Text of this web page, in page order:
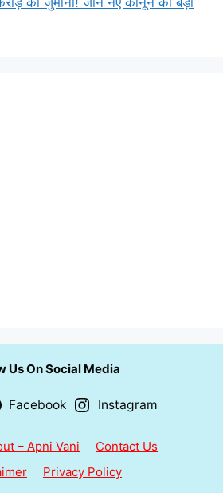
Us On Social Media
Facebook
Instagram
– Apni Vani
Contact Us
Privacy Policy